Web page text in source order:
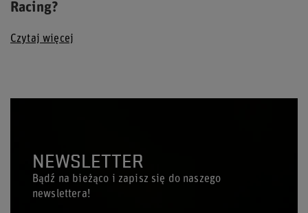
Racing?
Czytaj więcej
NEWSLETTER
Bądź na bieżąco i zapisz się do naszego
newslettera!